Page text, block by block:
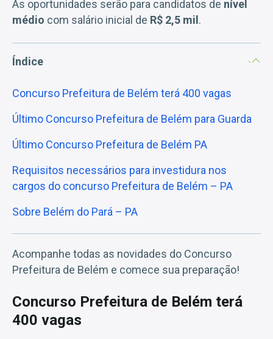
As oportunidades serão para candidatos de nível
médio com salário inicial de R$ 2,5 mil .
Índice
Concurso Prefeitura de Belém terá 400 vagas
Último Concurso Prefeitura de Belém para Guarda
Último Concurso Prefeitura de Belém PA
Requisitos necessários para investidura nos
cargos do concurso Prefeitura de Belém – PA
Sobre Belém do Pará – PA
Acompanhe todas as novidades do Concurso
Prefeitura de Belém e comece sua preparação!
Concurso Prefeitura de Belém terá
400 vagas